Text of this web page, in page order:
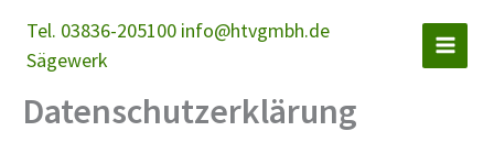
Inhalt
springen
Tel. 03836-205100 info@htvgmbh.de
Sägewerk
Datenschutzerklärung